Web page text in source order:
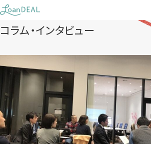
Skip
to
content
コラム・インタビュー